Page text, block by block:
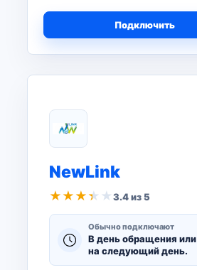
Подключить
NewLink
★ ★ ★ ★ ★3.4 из 5
Обычно подключают
В день обращения или
на следующий день.